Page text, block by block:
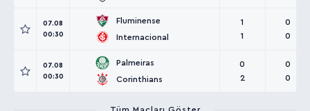
07.08
00:30
Fluminense
Internacional
1
1
0
0
07.08
00:30
Palmeiras
Corinthians
0
2
0
0